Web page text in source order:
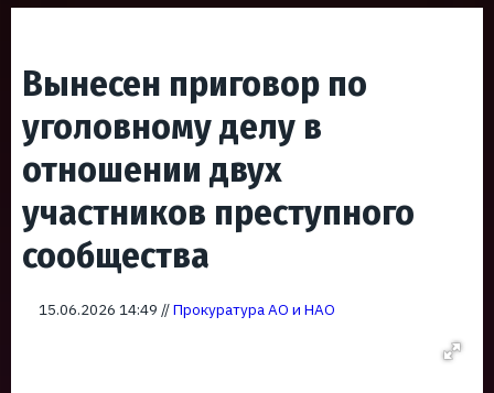
Вынесен приговор по
уголовному делу в
отношении двух
участников преступного
сообщества
15.06.2026 14:49 //Прокуратура АО и НАО